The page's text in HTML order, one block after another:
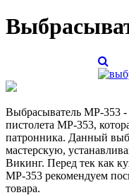
Выбрасыватель МР-353 -
пистолета МР-353,
патронника. Данный
мастерскую,
Викинг. Перед тек как
МР-353 рекомендуем
товара.